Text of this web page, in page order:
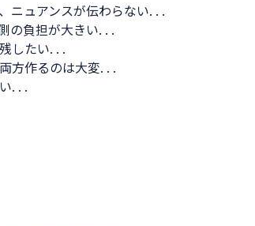
ニュアンスが伝わらない. . .
の負担が大きい. . .
したい. . .
方作るのは大変. . .
. . .